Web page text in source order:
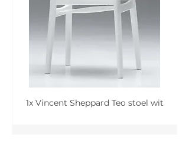
1x Vincent Sheppard Teo stoel wit